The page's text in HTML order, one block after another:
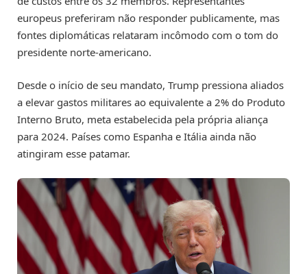
europeus preferiram não responder publicamente, mas
fontes diplomáticas relataram incômodo com o tom do
presidente norte-americano.
Desde o início de seu mandato, Trump pressiona aliados
a elevar gastos militares ao equivalente a 2% do Produto
Interno Bruto, meta estabelecida pela própria aliança
para 2024. Países como Espanha e Itália ainda não
atingiram esse patamar.